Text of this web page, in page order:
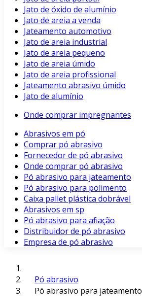
Jato de óxido de alumínio
Jato de areia a venda
Jateamento automotivo
Jato de areia industrial
Jato de areia pequeno
Jato de areia úmido
Jato de areia profissional
Jateamento abrasivo úmido
Jato de alumínio
Onde comprar impregnantes
Abrasivos em pó
Comprar pó abrasivo
Fornecedor de pó abrasivo
Onde comprar pó abrasivo
Pó abrasivo para jateamento
Pó abrasivo para polimento
Caixa pallet plástica dobrável
Abrasivos em sp
Pó abrasivo para afiação
Distribuidor de pó abrasivo
Empresa de pó abrasivo
Pó abrasivo
Pó abrasivo para jateamento